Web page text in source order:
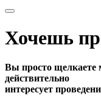
Хочешь
Вы просто щелкаете
действительно
интересует